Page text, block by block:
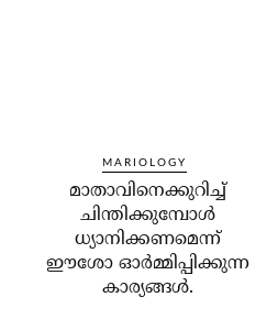
MARIOLOGY
മാതാവിനെക്കുറിച്ച്
ചിന്തിക്കുമ്പോള്‍
ധ്യാനിക്കണമെന്ന്
ഈശോ ഓര്‍മ്മിപ്പിക്കുന്ന
കാര്യങ്ങള്‍.